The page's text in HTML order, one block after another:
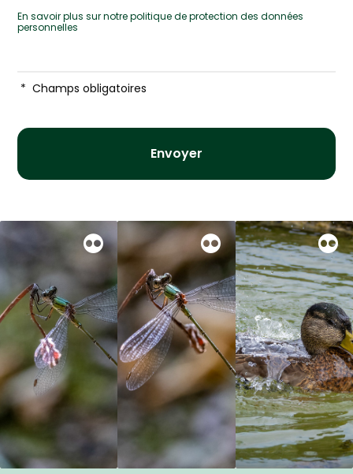
En savoir plus sur notre politique de protection des données
personnelles
* Champs obligatoires
Envoyer